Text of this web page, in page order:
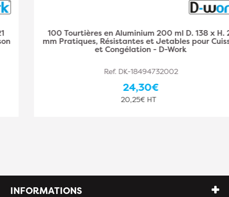
100 Tourtières en Aluminium 200 ml D. 138 x H. 21
mm Pratiques, Résistantes et Jetables pour Cuisson
et Congélation - D-Work
Ref. DK-18494732002
24,30€
20,25€ HT
INFORMATIONS